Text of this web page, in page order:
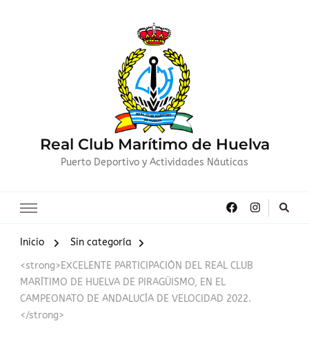
Real Club Marítimo de Huelva
Puerto Deportivo y Actividades Náuticas
Inicio
Sin categoría
<strong>EXCELENTE PARTICIPACIÓN DEL REAL CLUB
MARÍTIMO DE HUELVA DE PIRAGÜISMO, EN EL
CAMPEONATO DE ANDALUCÍA DE VELOCIDAD 2022.
</strong>